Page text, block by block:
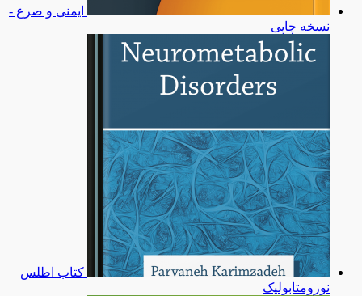
ایمنی و صرع -
نسخه چاپی
کتاب اطلس
نورومتابولیک